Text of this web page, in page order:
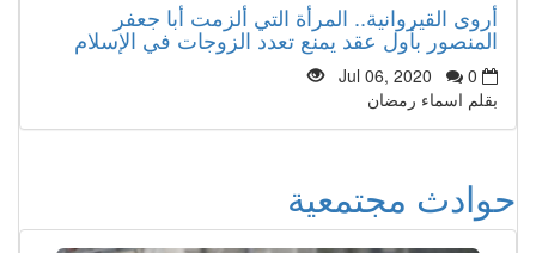
أروى القيروانية.. المرأة التي ألزمت أبا جعفر
المنصور بأول عقد يمنع تعدد الزوجات في الإسلام
Jul 06, 2020
0
بقلم اسماء رمضان
حوادث مجتمعية